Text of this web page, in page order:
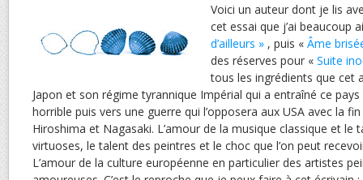
Voici un auteur dont je lis
cet essai que j’ai beaucoup
d’ailleurs » , puis « Âme
des réserves pour « Suite
tous les ingrédients que cet
Japon et son régime tyrannique Impérial qui a entraîné ce
horrible puis vers une guerre qui l’opposera aux USA avec la
Hiroshima et Nagasaki. L’amour de la musique classique et le
virtuoses, le talent des peintres et le choc que l’on peut
L’amour de la culture européenne en particulier des artistes